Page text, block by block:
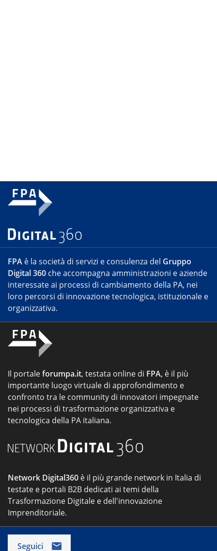
FPA è la società di servizi e consulenza del Gruppo
Digital 360 che accompagna amministrazioni e aziende
interessate ai processi di cambiamento della PA, nei
loro percorsi di innovazione tecnologica, istituzionale e
organizzativa.
Il portaleforumpa.it, testata online di FPA, è il più
importante luogo virtuale di approfondimento e
confronto tra le community di innovatori impegnate
nei processi di trasformazione organizzativa e
tecnologica della PA italiana.
Network Digital360 è il più grande network in Italia di
testate e portali B2B dedicati ai temi della
Trasformazione Digitale e dell'innovazione
Imprenditoriale.
Seguici